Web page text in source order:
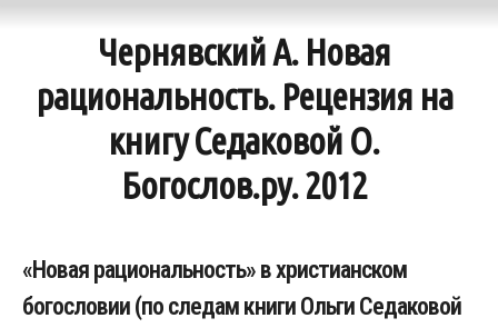
Чернявский А. Новая
рациональность. Рецензия на
книгу Седаковой О.
Богослов.ру. 2012
«Новая рациональность» в христианском
богословии (по следам книги Ольги Седаковой